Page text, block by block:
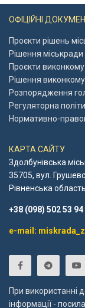
ОФІЦІЙНІ
Проєкти рішень
Рішення міськради
Проєкти виконкому
Рішення виконкому
Розпорядження
Регуляторна
Нормативно-
КАРТА САЙТУ
Здолбунівська
35705, вул.
Рівненська
+38 (098) 502 53 94
e-mail:
При використанні
інформації -